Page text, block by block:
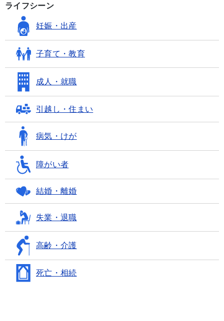
ライフシーン
妊娠・出産
子育て・教育
成人・就職
引越し・住まい
病気・けが
障がい者
結婚・離婚
失業・退職
高齢・介護
死亡・相続